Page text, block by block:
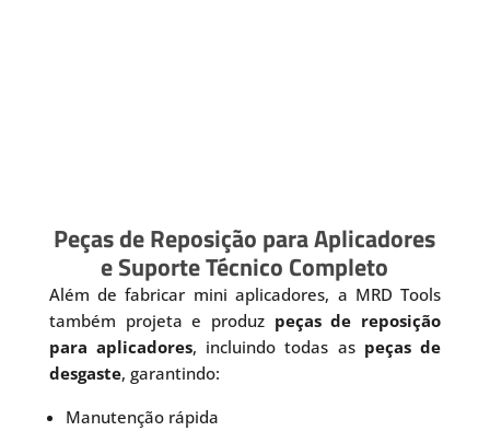
Peças de Reposição para Aplicadores
e Suporte Técnico Completo
Além de fabricar mini aplicadores, a MRD Tools
também projeta e produz peças de reposição
para aplicadores, incluindo todas as peças de
desgaste, garantindo:
Manutenção rápida